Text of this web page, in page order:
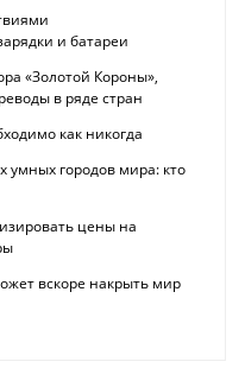
и батареи
«Золотой Короны»,
в ряде стран
как никогда
умных городов мира: кто
цены на
вскоре накрыть мир